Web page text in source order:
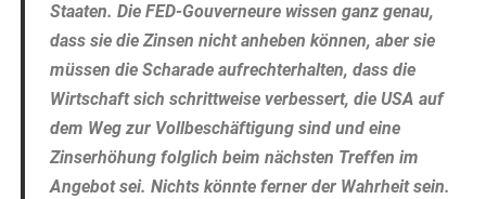
Staaten. Die FED-Gouverneure wissen ganz genau,
dass sie die Zinsen nicht anheben können, aber sie
müssen die Scharade aufrechterhalten, dass die
Wirtschaft sich schrittweise verbessert, die USA auf
dem Weg zur Vollbeschäftigung sind und eine
Zinserhöhung folglich beim nächsten Treffen im
Angebot sei. Nichts könnte ferner der Wahrheit sein.